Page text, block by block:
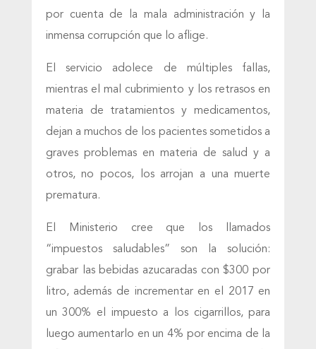
por cuenta de la mala administración y la
inmensa corrupción que lo aflige.
El servicio adolece de múltiples fallas,
mientras el mal cubrimiento y los retrasos en
materia de tratamientos y medicamentos,
dejan a muchos de los pacientes sometidos a
graves problemas en materia de salud y a
otros, no pocos, los arrojan a una muerte
prematura.
El Ministerio cree que los llamados
“impuestos saludables” son la solución:
grabar las bebidas azucaradas con $300 por
litro, además de incrementar en el 2017 en
un 300% el impuesto a los cigarrillos, para
luego aumentarlo en un 4% por encima de la